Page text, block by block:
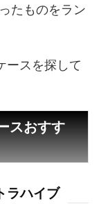
たものをラン
ースを探して
スおすす
ハイブ